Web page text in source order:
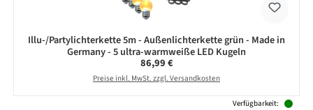
Illu-/Partylichterkette 5m - Außenlichterkette grün - Made in
Germany - 5 ultra-warmweiße LED Kugeln
Regulärer Preis:
86,99 €
Preise inkl. MwSt. zzgl. Versandkosten
Verfügbarkeit: